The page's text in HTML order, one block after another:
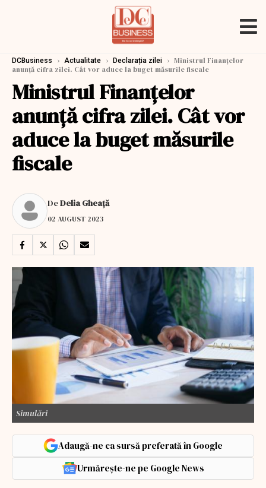
DCBusiness › Actualitate › Declarația zilei › Ministrul Finanțelor
anunță cifra zilei. Cât vor aduce la buget măsurile fiscale
Ministrul Finanțelor
anunță cifra zilei. Cât vor
aduce la buget măsurile
fiscale
DeDelia Gheață
02 AUGUST 2023
Simulări
Adaugă-ne ca sursă preferată în Google
Urmărește-ne pe Google News